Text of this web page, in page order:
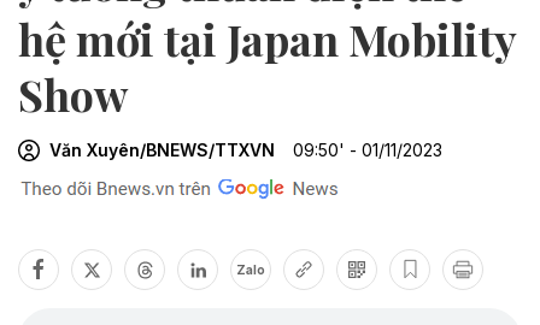
hệ mới tại Japan Mobility
Show
Văn Xuyên/BNEWS/TTXVN 09:50' - 01/11/2023
Zalo